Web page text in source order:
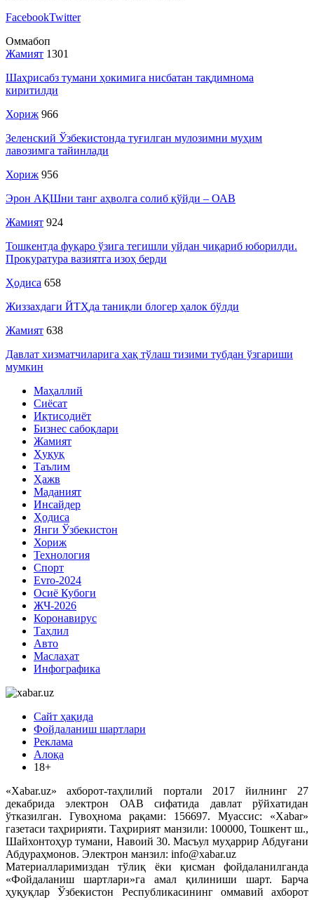
FacebookTwitter
Оммабоп
Жамият 1301
Шаҳрисабз тумани ҳокимига нисбатан тақдимнома
киритилди
Хориж 966
Зеленский Ўзбекистонда туғилган мулозимни муҳим
лавозимга тайинлади
Хориж 956
Эрон АҚШни танг аҳволга солиб қўйди – ОАВ
Жамият 924
Тошкентда фуқаро ўзига тегишли уйдан чиқариб юборилди.
Прокуратура вазиятга изоҳ берди
Ҳодиса 658
Жиззахдаги ЙТҲда таниқли блогер ҳалок бўлди
Жамият 638
Давлат хизматчиларига ҳақ тўлаш тизими тубдан ўзгариши
мумкин
Маҳаллий
Сиёсат
Иқтисодиёт
Бизнес сабоқлари
Жамият
Ҳуқуқ
Таълим
Ҳажв
Маданият
Инсайдер
Ҳодиса
Янги Ўзбекистон
Хориж
Технология
Спорт
Evro-2024
Осиё Кубоги
ЖЧ-2026
Коронавирус
Таҳлил
Авто
Маслаҳат
Инфографика
Сайт ҳақида
Фойдаланиш шартлари
Реклама
Алоқа
18+
«Xabar.uz» ахборот-таҳлилий портали 2017 йилнинг 27
декабрида электрон ОАВ сифатида давлат рўйхатидан
ўтказилган. Гувоҳнома рақами: 156697. Муассис: «Xabar»
газетаси таҳририяти. Таҳририят манзили: 100000, Тошкент ш.,
Шайхонтоҳур тумани, Навоий 30. Масъул муҳаррир Абдуғани
Абдураҳмонов. Электрон манзил: info@xabar.uz
Материалларимиздан тўлиқ ёки қисман фойдаланилганда
«Фойдаланиш шартлари»га амал қилиниши шарт. Барча
ҳуқуқлар Ўзбекистон Республикасининг оммавий ахборот